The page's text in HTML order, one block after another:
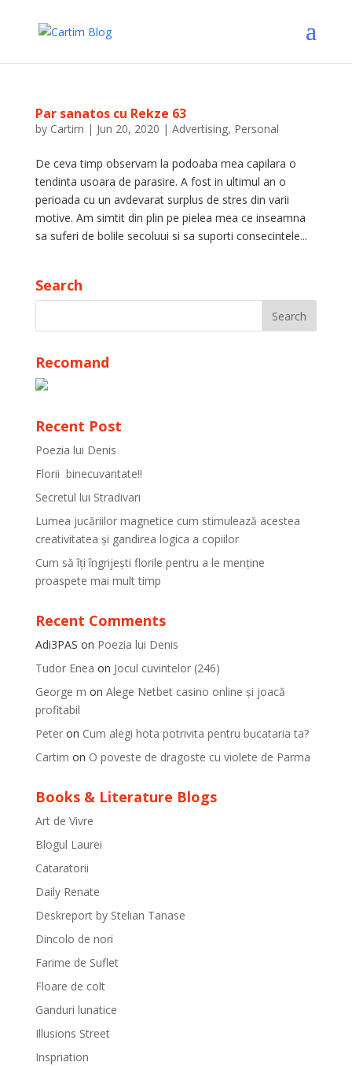
Par sanatos cu Rekze 63
by Cartim | Jun 20, 2020 | Advertising, Personal
De ceva timp observam la podoaba mea capilara o
tendinta usoara de parasire. A fost in ultimul an o
perioada cu un avdevarat surplus de stres din varii
motive. Am simtit din plin pe pielea mea ce inseamna
sa suferi de bolile secoluui si sa suporti consecintele...
Search
Recomand
Recent Post
Poezia lui Denis
Florii binecuvantate!!
Secretul lui Stradivari
Lumea jucăriilor magnetice cum stimulează acestea
creativitatea și gandirea logica a copiilor
Cum să îți îngrijești florile pentru a le menține
proaspete mai mult timp
Recent Comments
Adi3PAS on Poezia lui Denis
Tudor Enea on Jocul cuvintelor (246)
George m on Alege Netbet casino online și joacă
profitabil
Peteron Cum alegi hota potrivita pentru bucataria ta?
Cartim on O poveste de dragoste cu violete de Parma
Books & Literature Blogs
Art de Vivre
Blogul Laurei
Cataratorii
Daily Renate
Deskreport by Stelian Tanase
Dincolo de nori
Farime de Suflet
Floare de colt
Ganduri lunatice
Illusions Street
Inspriation